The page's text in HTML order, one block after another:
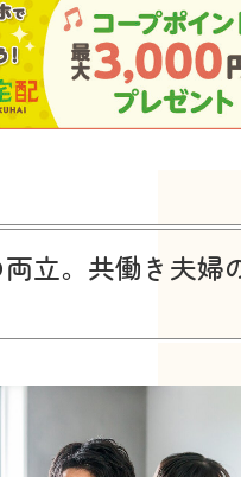
立。共働き夫婦